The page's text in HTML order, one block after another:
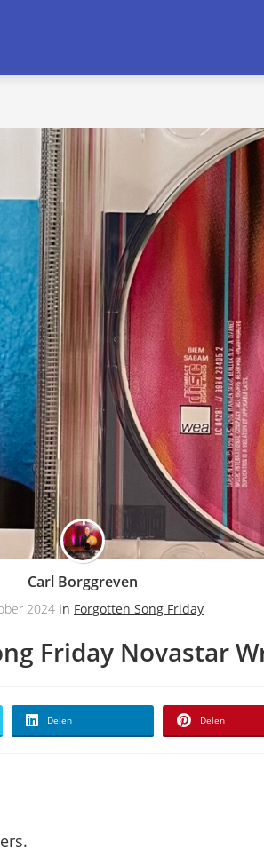
Carl Borggreven
2024 in Forgotten Song Friday
Friday Novastar
Delen Delen